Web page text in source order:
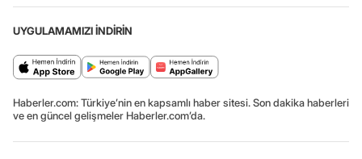
UYGULAMAMIZI İNDİRİN
Haberler.com: Türkiye’nin en kapsamlı haber sitesi. Son dakika haberleri
ve en güncel gelişmeler Haberler.com’da.